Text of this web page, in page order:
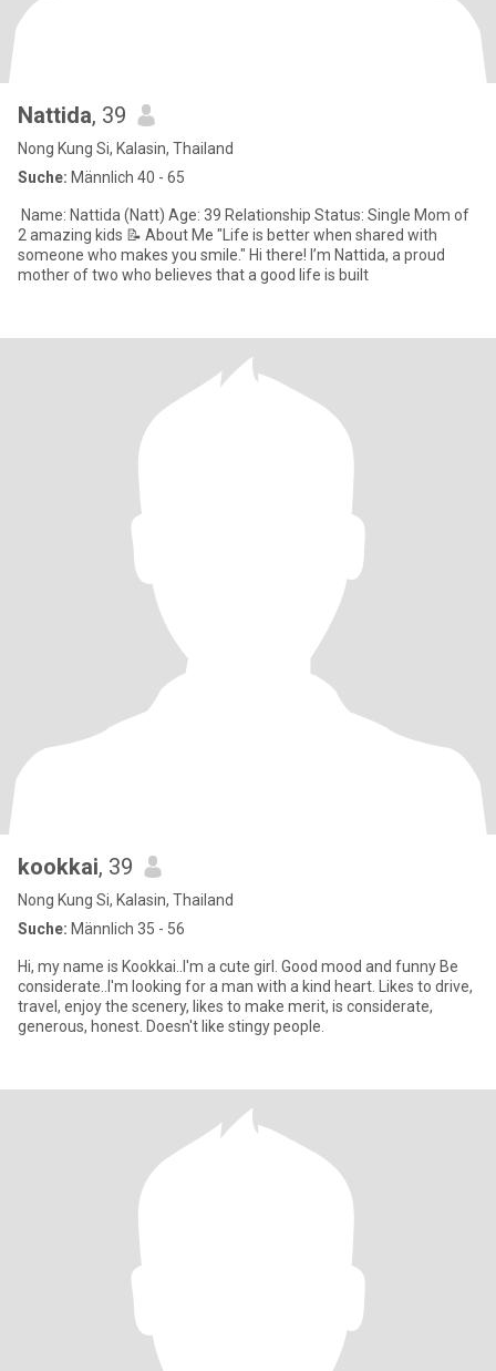
Nattida, 39
Nong Kung Si, Kalasin, Thailand
Suche: Männlich 40 - 65
​ ​Name: Nattida (Natt) Age: 39 Relationship Status: Single Mom of
2 amazing kids ​📝 About Me ​"Life is better when shared with
someone who makes you smile." ​Hi there! I’m Nattida, a proud
mother of two who believes that a good life is built
kookkai, 39
Nong Kung Si, Kalasin, Thailand
Suche: Männlich 35 - 56
Hi, my name is Kookkai..I'm a cute girl. Good mood and funny Be
considerate..I'm looking for a man with a kind heart. Likes to drive,
travel, enjoy the scenery, likes to make merit, is considerate,
generous, honest. Doesn't like stingy people.